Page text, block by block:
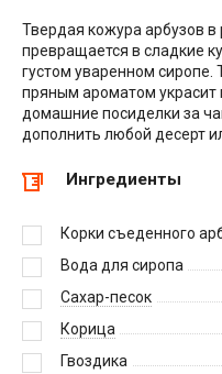
Твердая кожура арбузов в
превращается в сладкие
густом уваренном сиропе.
пряным ароматом украсит
домашние посиделки за
дополнить любой десерт
Ингредиенты
Корки съеденного
Вода для сиропа
Сахар-песок
Корица
Гвоздика